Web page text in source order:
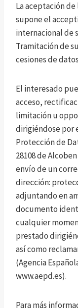
La aceptación
supone el
internacional de
Tramitación de
cesiones de
El interesado
acceso,
limitación u
dirigiéndose por
Protección de
28108 de
envío de un
dirección:
adjuntando en
documento
cualquier
prestado
así como
(Agencia
www.aepd.es).
Para más